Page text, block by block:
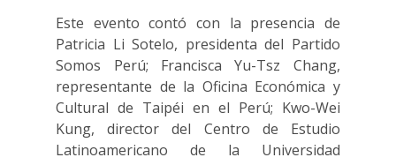
Este evento contó con la presencia de
Patricia Li Sotelo, presidenta del Partido
Somos Perú; Francisca Yu-Tsz Chang,
representante de la Oficina Económica y
Cultural de Taipéi en el Perú; Kwo-Wei
Kung, director del Centro de Estudio
Latinoamericano de la Universidad